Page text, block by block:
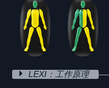
LEXI：工作原理